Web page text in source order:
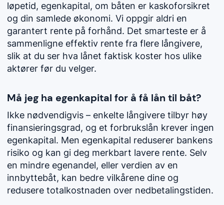
løpetid, egenkapital, om båten er kaskoforsikret
og din samlede økonomi. Vi oppgir aldri en
garantert rente på forhånd. Det smarteste er å
sammenligne effektiv rente fra flere långivere,
slik at du ser hva lånet faktisk koster hos ulike
aktører før du velger.
Må jeg ha egenkapital for å få lån til båt?
Ikke nødvendigvis – enkelte långivere tilbyr høy
finansieringsgrad, og et forbrukslån krever ingen
egenkapital. Men egenkapital reduserer bankens
risiko og kan gi deg merkbart lavere rente. Selv
en mindre egenandel, eller verdien av en
innbyttebåt, kan bedre vilkårene dine og
redusere totalkostnaden over nedbetalingstiden.